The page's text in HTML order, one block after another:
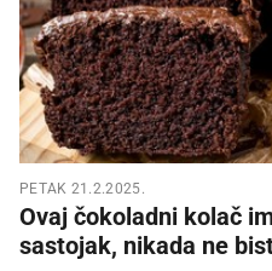
PETAK 21.2.2025.
Ovaj čokoladni kolač
sastojak, nikada ne